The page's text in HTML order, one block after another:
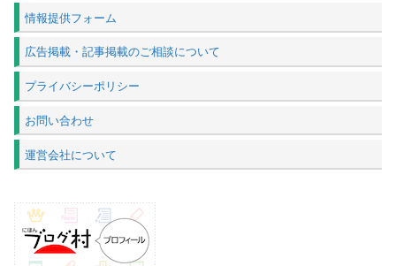
情報提供フォーム
広告掲載・記事掲載のご相談について
プライバシーポリシー
お問い合わせ
運営会社について